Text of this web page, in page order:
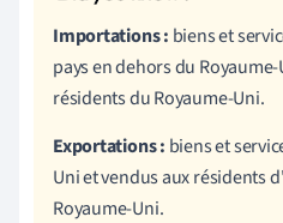
Importations : biens et
pays en dehors du
résidents du Royaume-Uni.
Exportations : biens et
Uni et vendus aux résidents
Royaume-Uni.